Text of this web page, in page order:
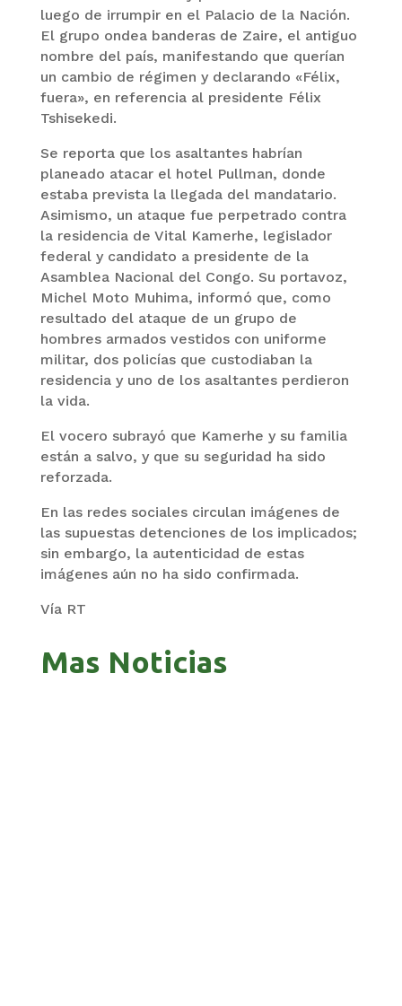
luego de irrumpir en el Palacio de la Nación.
El grupo ondea banderas de Zaire, el antiguo
nombre del país, manifestando que querían
un cambio de régimen y declarando «Félix,
fuera», en referencia al presidente Félix
Tshisekedi.
Se reporta que los asaltantes habrían
planeado atacar el hotel Pullman, donde
estaba prevista la llegada del mandatario.
Asimismo, un ataque fue perpetrado contra
la residencia de Vital Kamerhe, legislador
federal y candidato a presidente de la
Asamblea Nacional del Congo. Su portavoz,
Michel Moto Muhima, informó que, como
resultado del ataque de un grupo de
hombres armados vestidos con uniforme
militar, dos policías que custodiaban la
residencia y uno de los asaltantes perdieron
la vida.
El vocero subrayó que Kamerhe y su familia
están a salvo, y que su seguridad ha sido
reforzada.
En las redes sociales circulan imágenes de
las supuestas detenciones de los implicados;
sin embargo, la autenticidad de estas
imágenes aún no ha sido confirmada.
Vía RT
Mas Noticias